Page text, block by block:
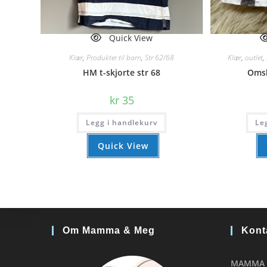
Quick View
Klær,Produkter til barn,Str 62/68
HM t-skjorte str 68
kr35
Legg i handlekurv
Quick View
Klær,outlet,
Om Mamma & Meg
MAMMA